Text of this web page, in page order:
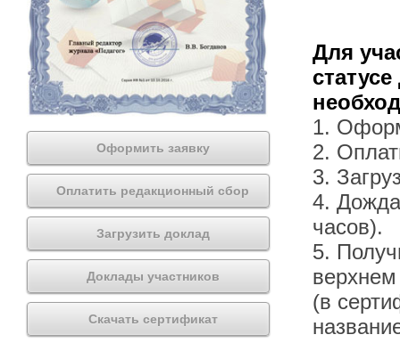
Оформить заявку
Оплатить редакционный сбор
Загрузить доклад
Доклады участников
Скачать сертификат
Для
1.
2.
3.
4.
часов).
5.
(в